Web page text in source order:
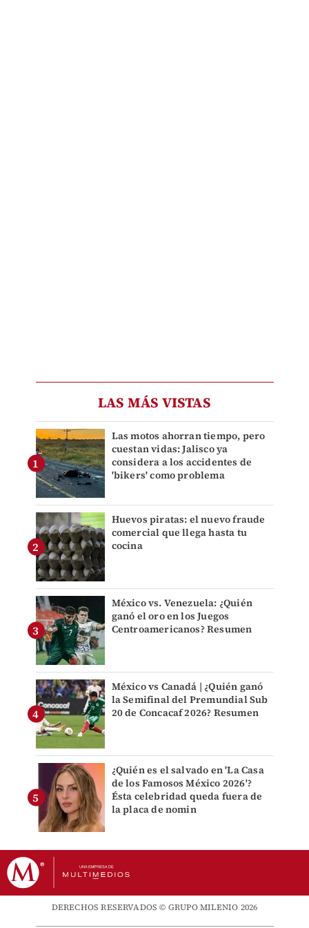
LAS MÁS VISTAS
Las motos ahorran tiempo, pero
cuestan vidas: Jalisco ya
considera a los accidentes de
'bikers' como problema
Huevos piratas: el nuevo fraude
comercial que llega hasta tu
cocina
México vs. Venezuela: ¿Quién
ganó el oro en los Juegos
Centroamericanos? Resumen
México vs Canadá | ¿Quién ganó
la Semifinal del Premundial Sub
20 de Concacaf 2026? Resumen
¿Quién es el salvado en 'La Casa
de los Famosos México 2026'?
Ésta celebridad queda fuera de
la placa de nomin
DERECHOS RESERVADOS © GRUPO MILENIO 2026